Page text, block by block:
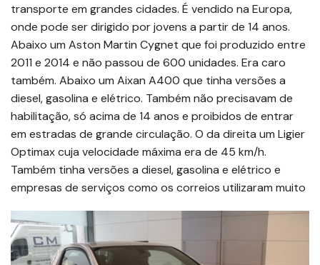
transporte em grandes cidades. É vendido na Europa,
onde pode ser dirigido por jovens a partir de 14 anos.
Abaixo um Aston Martin Cygnet que foi produzido entre
2011 e 2014 e não passou de 600 unidades. Era caro
também. Abaixo um Aixan A400 que tinha versões a
diesel, gasolina e elétrico. Também não precisavam de
habilitação, só acima de 14 anos e proibidos de entrar
em estradas de grande circulação. O da direita um Ligier
Optimax cuja velocidade máxima era de 45 km/h.
Também tinha versões a diesel, gasolina e elétrico e
empresas de serviços como os correios utilizaram muito